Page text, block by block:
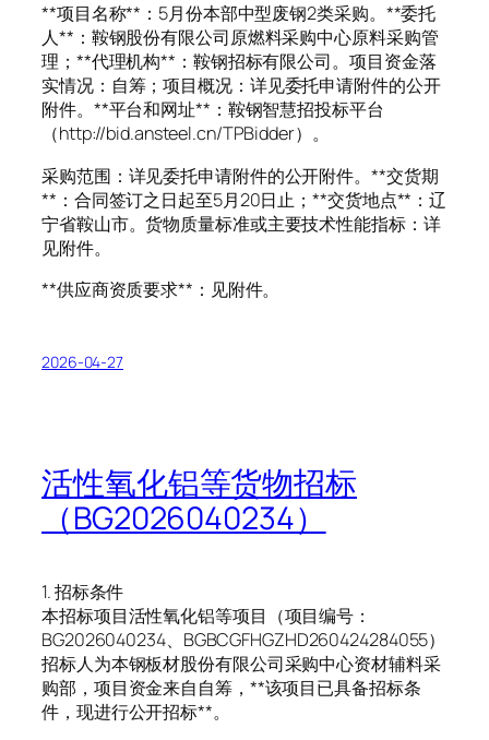
**项目名称**：5月份本部中型废钢2类采购。**委托
人**：鞍钢股份有限公司原燃料采购中心原料采购管
理；**代理机构**：鞍钢招标有限公司。项目资金落
实情况：自筹；项目概况：详见委托申请附件的公开
附件。**平台和网址**：鞍钢智慧招投标平台
（http://bid.ansteel.cn/TPBidder）。
采购范围：详见委托申请附件的公开附件。**交货期
**：合同签订之日起至5月20日止；**交货地点**：辽
宁省鞍山市。货物质量标准或主要技术性能指标：详
见附件。
**供应商资质要求**：见附件。
2026-04-27
活性氧化铝等货物招标
（BG2026040234）
1. 招标条件
本招标项目活性氧化铝等项目（项目编号：
BG2026040234、BGBCGFHGZHD260424284055）
招标人为本钢板材股份有限公司采购中心资材辅料采
购部，项目资金来自自筹，**该项目已具备招标条
件，现进行公开招标**。